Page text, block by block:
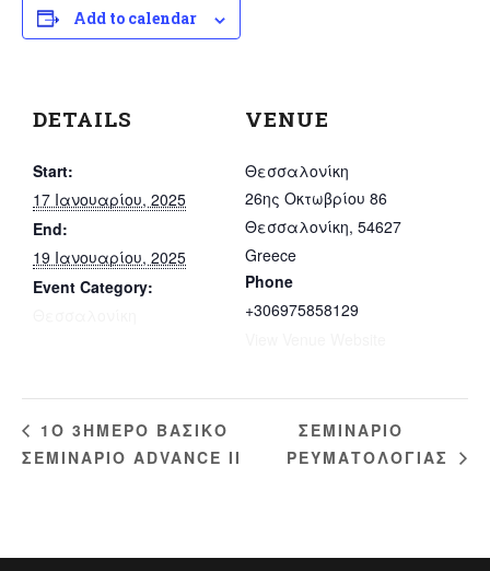
Add to calendar
DETAILS
Start:
17 Ιανουαρίου, 2025
End:
19 Ιανουαρίου, 2025
Event Category:
VENUE
Θεσσαλονίκη
26ης Οκτωβρίου 86
Θεσσαλονίκη, 54627
Greece
Phone
+306975858129
1Ο 3ΗΜΕΡΟ ΒΑΣΙΚΟ
ΣΕΜΙΝΑΡΙΟ ΑDVANCE IΙ
ΣΕΜΙΝΑΡΙΟ
ΡΕΥΜΑΤΟΛΟΓΙΑΣ